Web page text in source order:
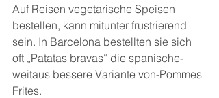
Auf Reisen vegetarische Speisen
bestellen, kann mitunter frustrierend
sein. In Barcelona bestellten sie sich
oft „Patatas bravas“ die spanische-
weitaus bessere Variante von-Pommes
Frites.